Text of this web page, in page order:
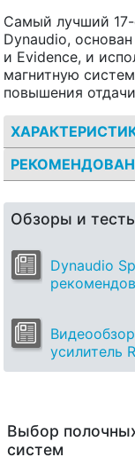
Самый лучший 17-
Dynaudio,
и Evidence, и
магнитную
повышения
Обзоры и
Dynaudio
усилитель
Выбор
систем